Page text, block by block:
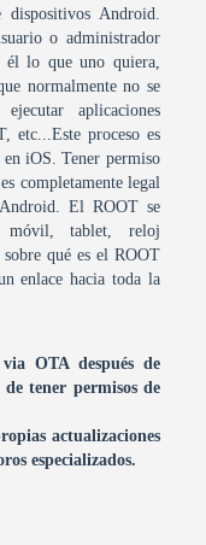
Android.
o administrador
él lo que uno quiera,
normalmente no se
aplicaciones
etc...Este proceso es
iOS. Tener permiso
completamente legal
El ROOT se
tablet, reloj
qué es el ROOT
enlace hacia toda la
OTA después de
tener permisos de
actualizaciones
especializados.